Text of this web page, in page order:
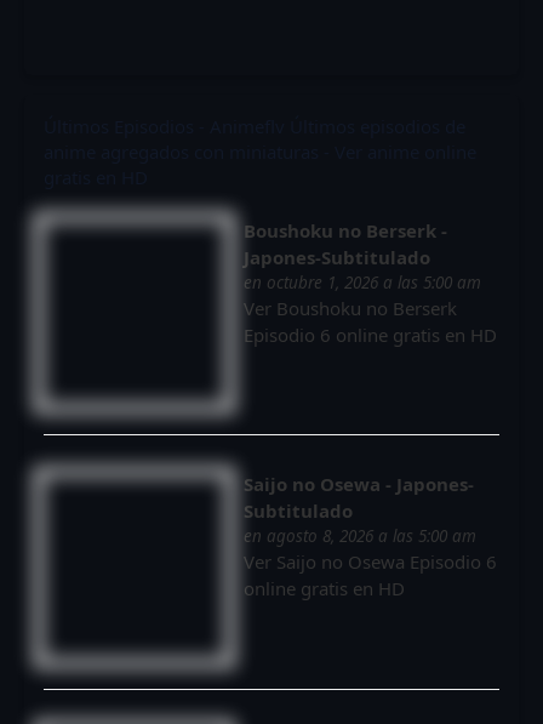
Boushoku no Berserk -
Japones-Subtitulado
en octubre 1, 2026 a las 5:00 am
Ver Boushoku no Berserk
Episodio 6 online gratis en HD
Saijo no Osewa - Japones-
Subtitulado
en agosto 8, 2026 a las 5:00 am
Ver Saijo no Osewa Episodio 6
online gratis en HD